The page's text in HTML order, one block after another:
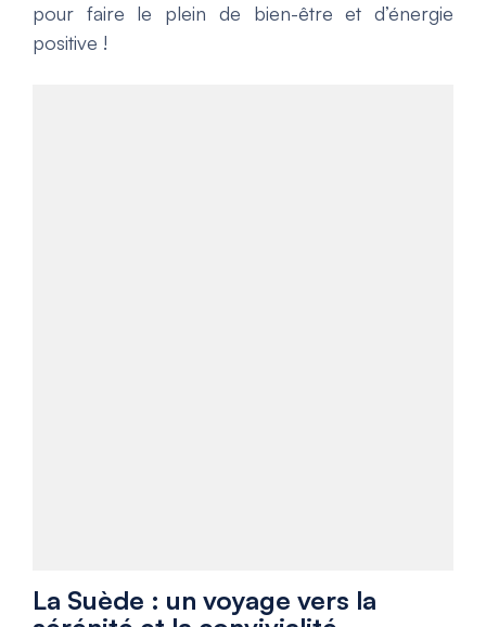
pour faire le plein de bien-être et d’énergie
positive !
La Suède : un voyage vers la